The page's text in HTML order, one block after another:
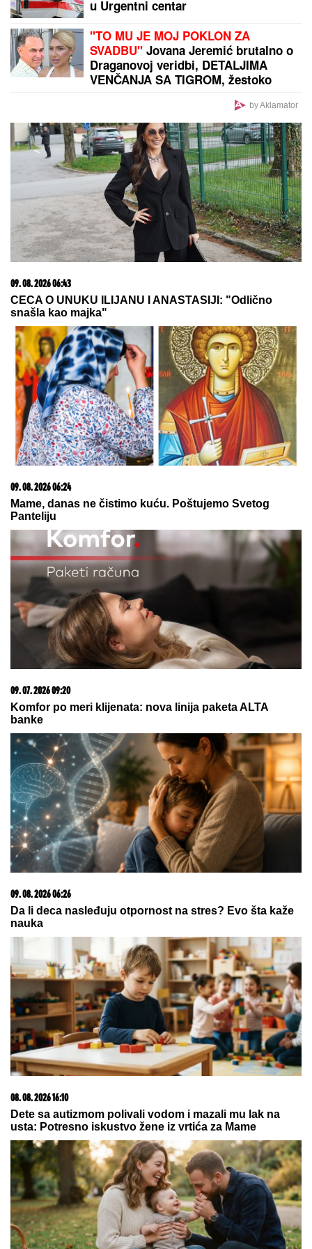
onda je usledio HAOS (FOTO)
PREPORUKA ZA VAS
(FOTO) EVO GDE SE NALAZI PRVI MUŽ JOVANE
JEREMIĆDok svi bruje o Draganovoj veridbi,
Vojislav napustio Srbiju, a voditeljki je velika
podrška: "Brak nam je bio savršen"
"NIJE IH BILO POLA SATA, SVI SU
TO VIDELI" Maja Marinković šokirala
tvrdnjama o aferi Stanije i Takija:
"Želi da bude sponzoruša, živi u
selendri"
Danas ova 3 znaka mogu da očekuju
OGROMNE PARE: Neisplaćeni
računi i dugovi odlaze u prošlost, a
novčanik nikad puniji - tvrde
STAJLINGU! U
prorezom na suknji pokazala izvajane noge, a onda
je sevnulo i više nego što je planirala (Foto)
"KAD SAM SE OŽENIO IMAO SAM
LJUBAVNICU, IMAM JE I DANAS"
Pevač oženio koleginicu pa javno
priznao da je vara na svakom
koraku: "Skoro svi na estradi imaju
paralelne veze"
Stotine ljudi se OKUPILO ISPRED
CRKVE da dočeka MLADENCE i evo
šta se dogodilo: Oglasila se sestra
slavnog fudbalera, njegove klupske
obaveze ukazuju samo na jedno
STIGLOUPOZORENjE U HUMSKOJ! Crno-belima se
loše piše!
(VIDEO) MILENA KAČAVENDA U
PROVODU SA SINOMOn izgleda kao
maneken, a ona u dugoj haljini sa
kristalima - Napustila Srbiju, evo